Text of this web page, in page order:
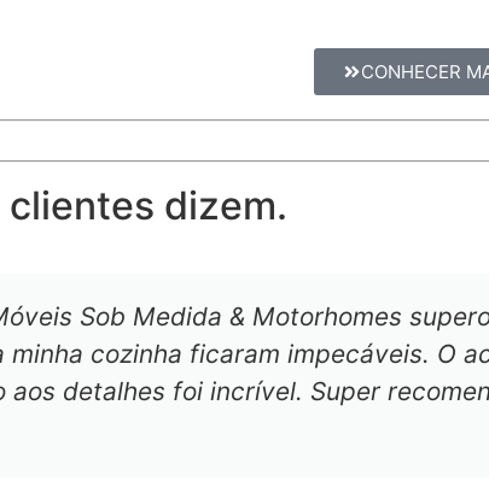
CONHECER
dizem.
Sob Medida & Motorhomes
minha cozinha ficaram impecáveis. O
aos detalhes foi incrível. Super